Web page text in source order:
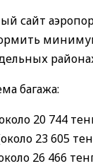
сайт
багажа:
20 744
23 605
26 466